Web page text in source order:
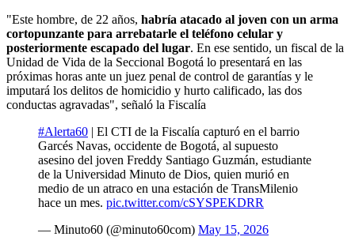
"Este hombre, de 22 años, habría atacado al joven con un arma
cortopunzante para arrebatarle el teléfono celular y
posteriormente escapado del lugar. En ese sentido, un fiscal de la
Unidad de Vida de la Seccional Bogotá lo presentará en las
próximas horas ante un juez penal de control de garantías y le
imputará los delitos de homicidio y hurto calificado, las dos
conductas agravadas", señaló la Fiscalía
#Alerta60 | El CTI de la Fiscalía capturó en el barrio
Garcés Navas, occidente de Bogotá, al supuesto
asesino del joven Freddy Santiago Guzmán, estudiante
de la Universidad Minuto de Dios, quien murió en
medio de un atraco en una estación de TransMilenio
hace un mes. pic.twitter.com/cSYSPEKDRR
— Minuto60 (@minuto60com) May 15, 2026